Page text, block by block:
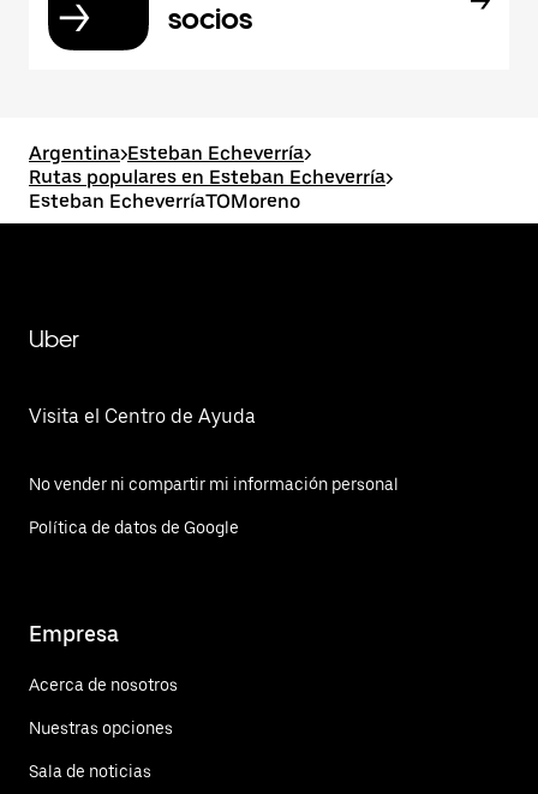
socios
Argentina>Esteban Echeverría>
Rutas populares en Esteban Echeverría>
Esteban EcheverríaTOMoreno
Uber
Visita el Centro de Ayuda
No vender ni compartir mi información personal
Política de datos de Google
Empresa
Acerca de nosotros
Nuestras opciones
Sala de noticias